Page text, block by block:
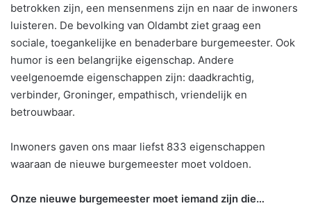
betrokken zijn, een mensenmens zijn en naar de inwoners
luisteren. De bevolking van Oldambt ziet graag een
sociale, toegankelijke en benaderbare burgemeester. Ook
humor is een belangrijke eigenschap. Andere
veelgenoemde eigenschappen zijn: daadkrachtig,
verbinder, Groninger, empathisch, vriendelijk en
betrouwbaar.
Inwoners gaven ons maar liefst 833 eigenschappen
waaraan de nieuwe burgemeester moet voldoen.
Onze nieuwe burgemeester moet iemand zijn die…